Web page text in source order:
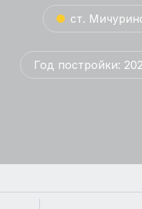
ст.
Год постройки: